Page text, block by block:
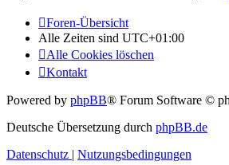
Foren-Übersicht
Alle Zeiten sind UTC+01:00
Alle Cookies löschen
Kontakt
Powered by phpBB® Forum Software ©
Deutsche Übersetzung durch phpBB.de
Datenschutz | Nutzungsbedingungen